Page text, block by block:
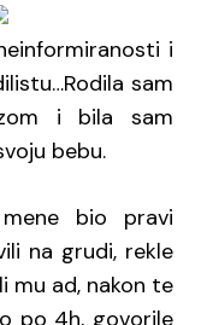
i
sam
i bila sam
bebu.
bio pravi
na grudi, rekle
mu ad, nakon te
po 4h, govorile